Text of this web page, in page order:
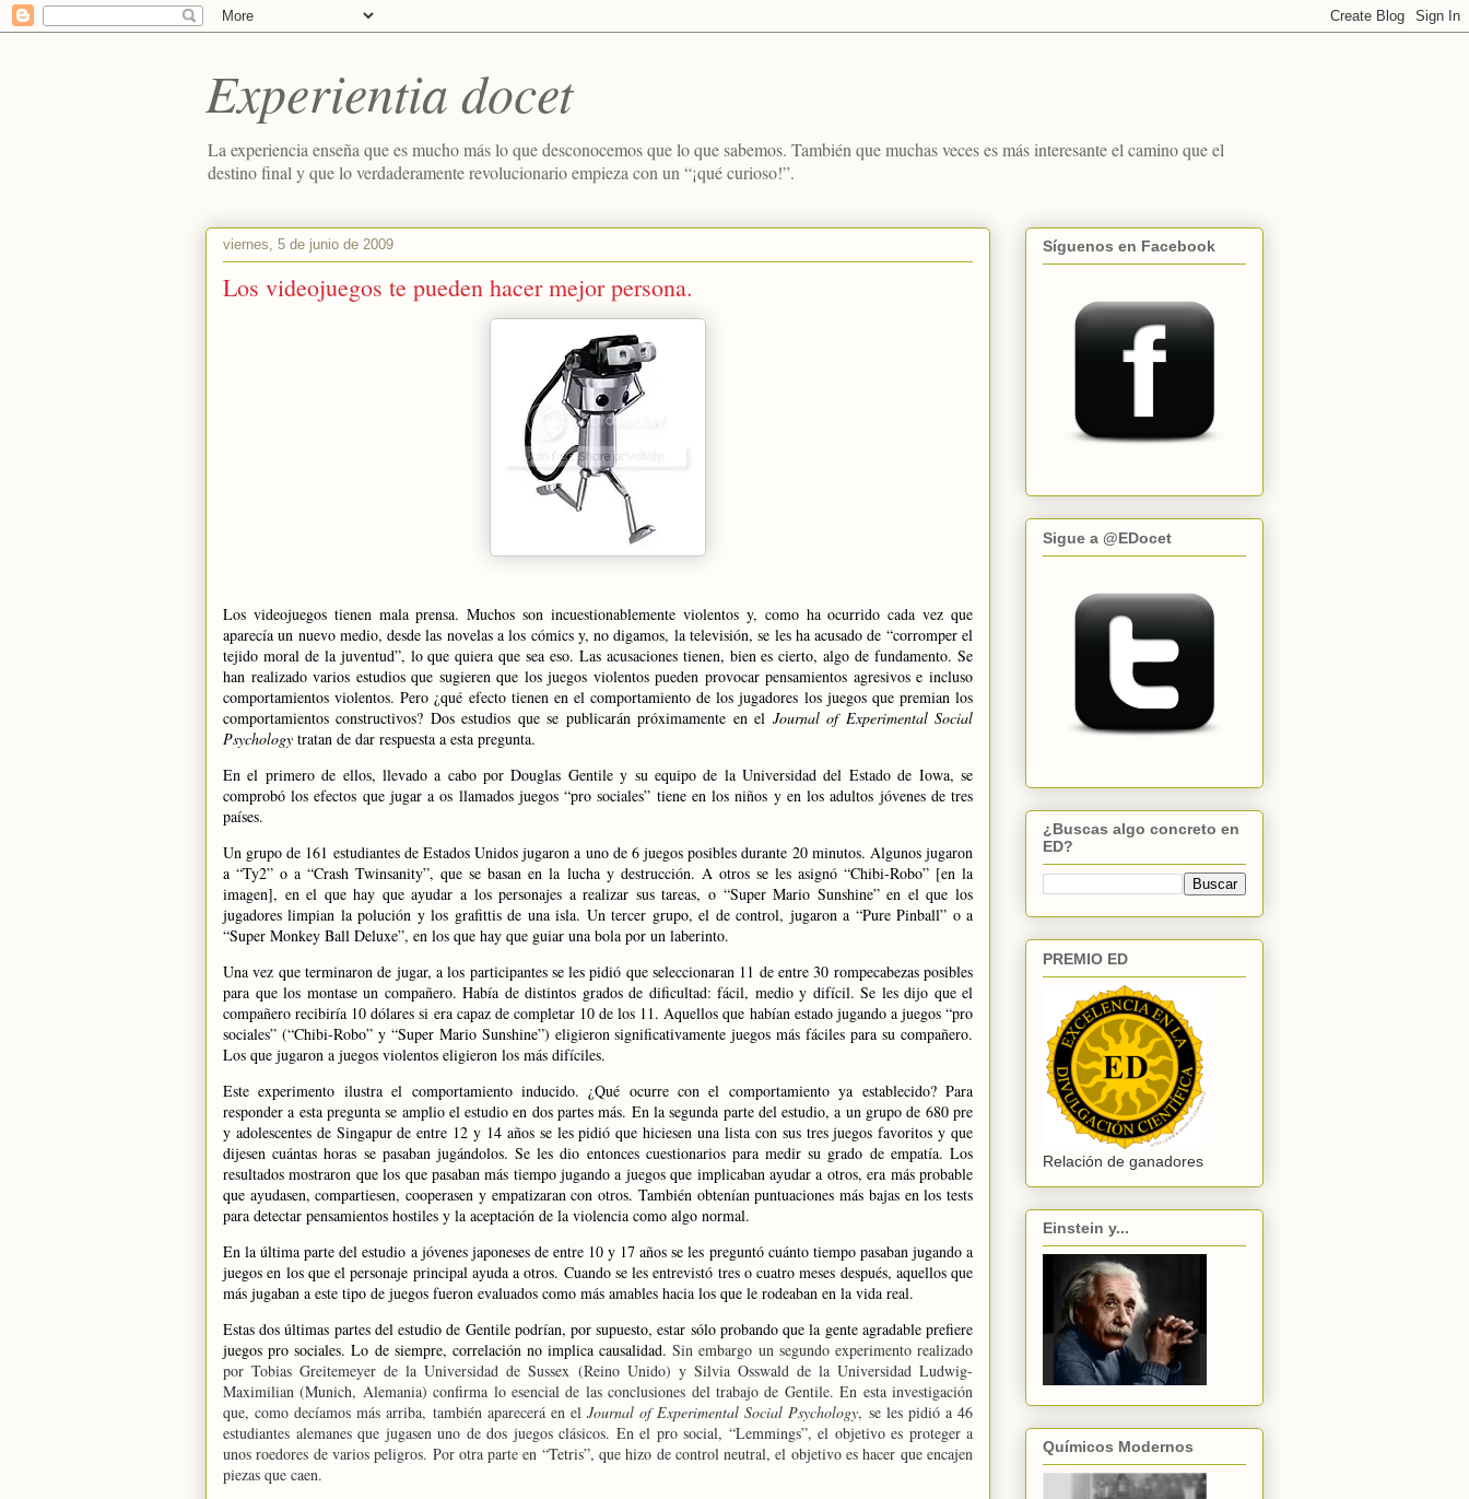
Experientia docet
La experiencia enseña que es mucho más lo que desconocemos que lo que sabemos. También que muchas veces es más interesante el camino que el
destino final y que lo verdaderamente revolucionario empieza con un “¡qué curioso!”.
viernes, 5 de junio de 2009
Los videojuegos te pueden hacer mejor persona.
Los videojuegos tienen mala prensa. Muchos son incuestionablemente violentos y, como ha ocurrido cada vez que
aparecía un nuevo medio, desde las novelas a los cómics y, no digamos, la televisión, se les ha acusado de “corromper el
tejido moral de la juventud”, lo que quiera que sea eso. Las acusaciones tienen, bien es cierto, algo de fundamento. Se
han realizado varios estudios que sugieren que los juegos violentos pueden provocar pensamientos agresivos e incluso
comportamientos violentos. Pero ¿qué efecto tienen en el comportamiento de los jugadores los juegos que premian los
comportamientos constructivos? Dos estudios que se publicarán próximamente en el Journal of Experimental Social
Psychology tratan de dar respuesta a esta pregunta.
En el primero de ellos, llevado a cabo por Douglas Gentile y su equipo de la Universidad del Estado de Iowa, se
comprobó los efectos que jugar a os llamados juegos “pro sociales” tiene en los niños y en los adultos jóvenes de tres
países.
Un grupo de 161 estudiantes de Estados Unidos jugaron a uno de 6 juegos posibles durante 20 minutos. Algunos jugaron
a “Ty2” o a “Crash Twinsanity”, que se basan en la lucha y destrucción. A otros se les asignó “Chibi-Robo” [en la
imagen], en el que hay que ayudar a los personajes a realizar sus tareas, o “Super Mario Sunshine” en el que los
jugadores limpian la polución y los grafittis de una isla. Un tercer grupo, el de control, jugaron a “Pure Pinball” o a
“Super Monkey Ball Deluxe”, en los que hay que guiar una bola por un laberinto.
Una vez que terminaron de jugar, a los participantes se les pidió que seleccionaran 11 de entre 30 rompecabezas posibles
para que los montase un compañero. Había de distintos grados de dificultad: fácil, medio y difícil. Se les dijo que el
compañero recibiría 10 dólares si era capaz de completar 10 de los 11. Aquellos que habían estado jugando a juegos “pro
sociales” (“Chibi-Robo” y “Super Mario Sunshine”) eligieron significativamente juegos más fáciles para su compañero.
Los que jugaron a juegos violentos eligieron los más difíciles.
Este experimento ilustra el comportamiento inducido. ¿Qué ocurre con el comportamiento ya establecido? Para
responder a esta pregunta se amplio el estudio en dos partes más. En la segunda parte del estudio, a un grupo de 680 pre
y adolescentes de Singapur de entre 12 y 14 años se les pidió que hiciesen una lista con sus tres juegos favoritos y que
dijesen cuántas horas se pasaban jugándolos. Se les dio entonces cuestionarios para medir su grado de empatía. Los
resultados mostraron que los que pasaban más tiempo jugando a juegos que implicaban ayudar a otros, era más probable
que ayudasen, compartiesen, cooperasen y empatizaran con otros. También obtenían puntuaciones más bajas en los tests
para detectar pensamientos hostiles y la aceptación de la violencia como algo normal.
En la última parte del estudio a jóvenes japoneses de entre 10 y 17 años se les preguntó cuánto tiempo pasaban jugando a
juegos en los que el personaje principal ayuda a otros. Cuando se les entrevistó tres o cuatro meses después, aquellos que
más jugaban a este tipo de juegos fueron evaluados como más amables hacia los que le rodeaban en la vida real.
Estas dos últimas partes del estudio de Gentile podrían, por supuesto, estar sólo probando que la gente agradable prefiere
juegos pro sociales.Lo de siempre, correlación no implica causalidad.Sin embargo un segundo experimento realizado
por Tobias Greitemeyer dela Universidad de Sussex (Reino Unido) y Silvia Osswald de la UniversidadLudwig-
Maximilian (Munich, Alemania) confirma lo esencial de las conclusiones del trabajo de Gentile. En esta investigación
que, como decíamos más arriba, también aparecerá en el Journal of Experimental Social Psychology, se les pidió a 46
estudiantes alemanes que jugasen uno de dos juegos clásicos. En el pro social, “Lemmings”, el objetivo es proteger a
unos roedores de varios peligros. Por otra parte en “Tetris”, que hizo de control neutral, el objetivo es hacer que encajen
piezas que caen.
Síguenos en Facebook
Sigue a @EDocet
¿Buscas algo concreto en
ED?
PREMIO ED
Relación de ganadores
Einstein y...
Químicos Modernos